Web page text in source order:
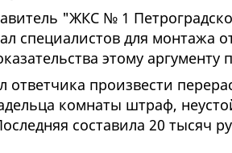
"ЖКС № 1
специалистов для монтажа
этому аргументу
ответчика произвести
комнаты штраф,
составила 20 тысяч